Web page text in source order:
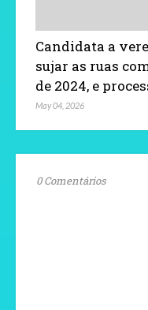
Candidata a
sujar as ruas
de 2024, e
May 04, 2026
0 Comentários